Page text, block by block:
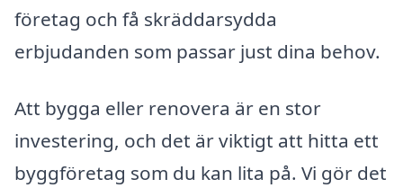
företag och få skräddarsydda
erbjudanden som passar just dina behov.
Att bygga eller renovera är en stor
investering, och det är viktigt att hitta ett
byggföretag som du kan lita på. Vi gör det